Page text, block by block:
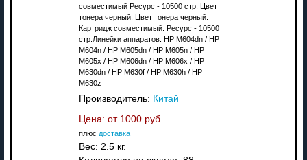
совместимый Ресурс - 10500 стр. Цвет
тонера черный. Цвет тонера черный.
Картридж совместимый. Ресурс - 10500
стр.Линейки аппаратов: HP M604dn / HP
M604n / HP M605dn / HP M605n / HP
M605x / HP M606dn / HP M606x / HP
M630dn / HP M630f / HP M630h / HP
M630z
Производитель: Китай
Цена: от 1000 руб
плюс доставка
Вес: 2.5 кг.